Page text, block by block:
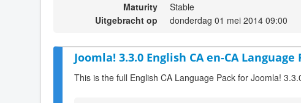
Maturity
Stable
Uitgebracht op
donderdag 01 mei 2014 09:00
Joomla! 3.3.0 English CA en-CA Language
This is the full English CA Language Pack for Joomla!